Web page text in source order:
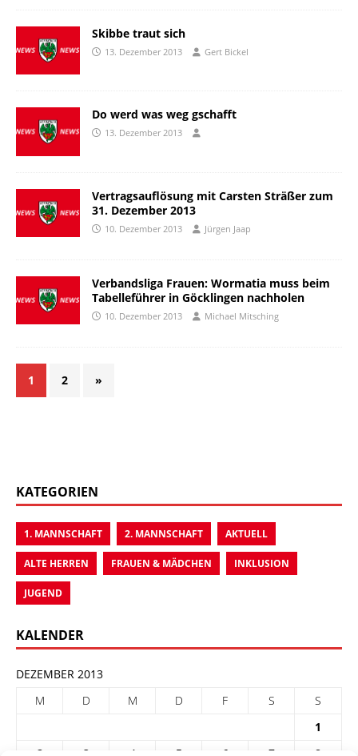
Skibbe traut sich
13. Dezember 2013 Gert Bickel
Do werd was weg gschafft
13. Dezember 2013
Vertragsauflösung mit Carsten Sträßer zum
31. Dezember 2013
10. Dezember 2013 Jürgen Jaap
Verbandsliga Frauen: Wormatia muss beim
Tabelleführer in Göcklingen nachholen
10. Dezember 2013 Michael Mitsching
1 2 »
KATEGORIEN
1. MANNSCHAFT 2. MANNSCHAFT AKTUELL
ALTE HERREN FRAUEN & MÄDCHEN INKLUSION
JUGEND
KALENDER
DEZEMBER 2013
M
D M D F S
S
1
2
3 4 5 6 7 8